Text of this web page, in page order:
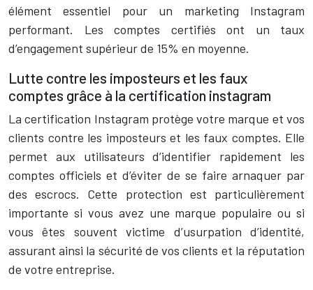
élément essentiel pour un marketing Instagram
performant. Les comptes certifiés ont un taux
d’engagement supérieur de 15% en moyenne.
Lutte contre les imposteurs et les faux
comptes grâce à la certification instagram
La certification Instagram protège votre marque et vos
clients contre les imposteurs et les faux comptes. Elle
permet aux utilisateurs d’identifier rapidement les
comptes officiels et d’éviter de se faire arnaquer par
des escrocs. Cette protection est particulièrement
importante si vous avez une marque populaire ou si
vous êtes souvent victime d’usurpation d’identité,
assurant ainsi la sécurité de vos clients et la réputation
de votre entreprise.